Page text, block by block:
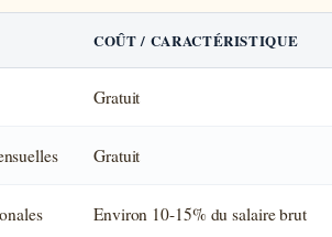
COÛT / CARACTÉRISTIQUE
Gratuit
Gratuit
Environ 10-15% du salaire brut